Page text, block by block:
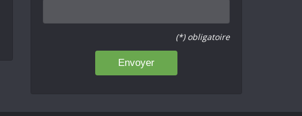
(*) obligatoire